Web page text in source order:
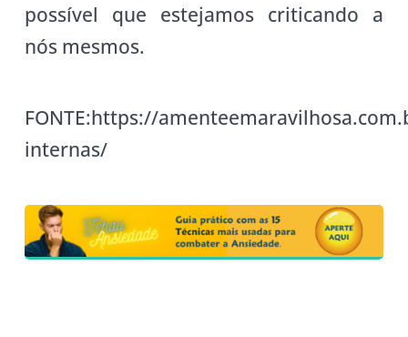
possível que estejamos criticando a
nós mesmos.
FONTE:https://
internas/